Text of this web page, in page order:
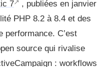
7
, publiées en janvier
PHP 8.2 à 8.4 et des
performance. C’est
source qui rivalise
: workflows